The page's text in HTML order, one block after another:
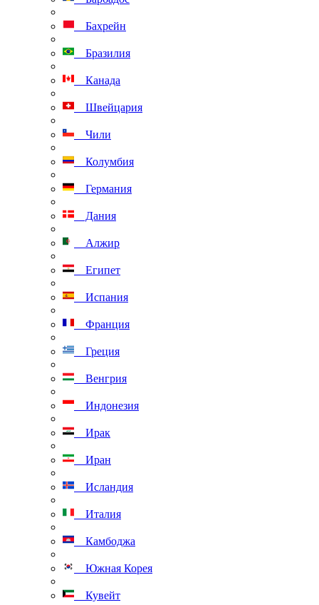
Бахрейн
Бразилия
Канада
Швейцария
Чили
Колумбия
Германия
Дания
Алжир
Египет
Испания
Франция
Греция
Венгрия
Индонезия
Ирак
Иран
Исландия
Италия
Камбоджа
Южная Корея
Кувейт